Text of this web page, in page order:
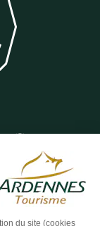
ESPACE PRO
du site (cookies